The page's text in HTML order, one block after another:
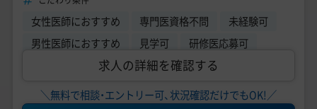
女性医師におすすめ 専門医資格不問
未経験可
男性医師におすすめ
見学可 研修医応募可
求人の詳細を確認する
＼無料で相談・エントリー可、状況確認だけでもOK!／